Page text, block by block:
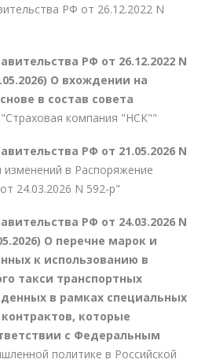
РФ от 26.12.2022 N
РФ от 26.12.2022 N
О вхождении на
в состав совета
"Страховая компания "НСК""
РФ от 21.05.2026 N
изменений в Распоряжение
24.03.2026 N 592-р"
РФ от 24.03.2026 N
О перечне марок и
к использованию в
такси транспортных
в рамках специальных
которые
с Федеральным
политике в Российской